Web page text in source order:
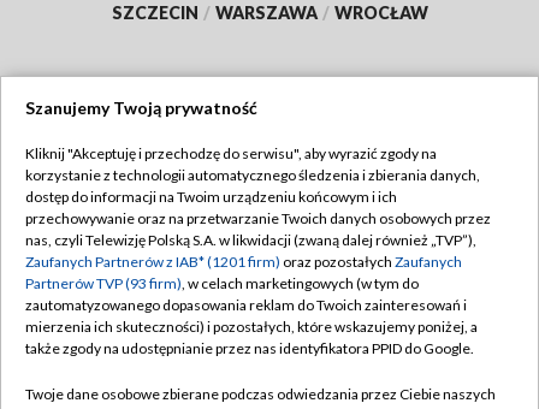
SZCZECIN / WARSZAWA / WROCŁAW
TVP
Abonament TVP
Emisja w TVP
Centrum informacji TVP
Naziemna Telewizja Cyfrowa
Regulamin TVP
Polityka prywatności
Moje zgody
Pomoc
Szanujemy Twoją prywatność
Kliknij "Akceptuję i przechodzę do serwisu", aby wyrazić zgody na
korzystanie z technologii automatycznego śledzenia i zbierania danych,
dostęp do informacji na Twoim urządzeniu końcowym i ich
przechowywanie oraz na przetwarzanie Twoich danych osobowych przez
nas, czyli Telewizję Polską S.A. w likwidacji (zwaną dalej również „TVP”),
Zaufanych Partnerów z IAB* (1201 firm) oraz pozostałych Zaufanych
Partnerów TVP (93 firm), w celach marketingowych (w tym do
zautomatyzowanego dopasowania reklam do Twoich zainteresowań i
mierzenia ich skuteczności) i pozostałych, które wskazujemy poniżej, a
także zgody na udostępnianie przez nas identyfikatora PPID do Google.
Twoje dane osobowe zbierane podczas odwiedzania przez Ciebie naszych